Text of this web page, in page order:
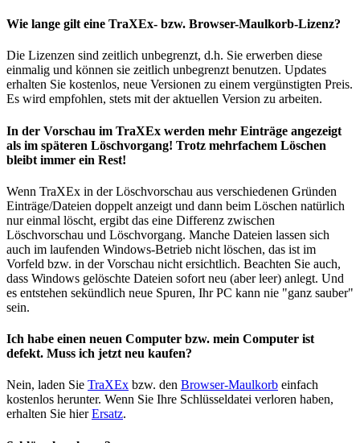
Wie lange gilt eine TraXEx- bzw. Browser-Maulkorb-Lizenz?
Die Lizenzen sind zeitlich unbegrenzt, d.h. Sie erwerben diese
einmalig und können sie zeitlich unbegrenzt benutzen. Updates
erhalten Sie kostenlos, neue Versionen zu einem vergünstigten Preis.
Es wird empfohlen, stets mit der aktuellen Version zu arbeiten.
In der Vorschau im TraXEx werden mehr Einträge angezeigt
als im späteren Löschvorgang! Trotz mehrfachem Löschen
bleibt immer ein Rest!
Wenn TraXEx in der Löschvorschau aus verschiedenen Gründen
Einträge/Dateien doppelt anzeigt und dann beim Löschen natürlich
nur einmal löscht, ergibt das eine Differenz zwischen
Löschvorschau und Löschvorgang. Manche Dateien lassen sich
auch im laufenden Windows-Betrieb nicht löschen, das ist im
Vorfeld bzw. in der Vorschau nicht ersichtlich. Beachten Sie auch,
dass Windows gelöschte Dateien sofort neu (aber leer) anlegt. Und
es entstehen sekündlich neue Spuren, Ihr PC kann nie "ganz sauber"
sein.
Ich habe einen neuen Computer bzw. mein Computer ist
defekt. Muss ich jetzt neu kaufen?
Nein, laden Sie TraXEx bzw. den Browser-Maulkorb einfach
kostenlos herunter. Wenn Sie Ihre Schlüsseldatei verloren haben,
erhalten Sie hierErsatz.